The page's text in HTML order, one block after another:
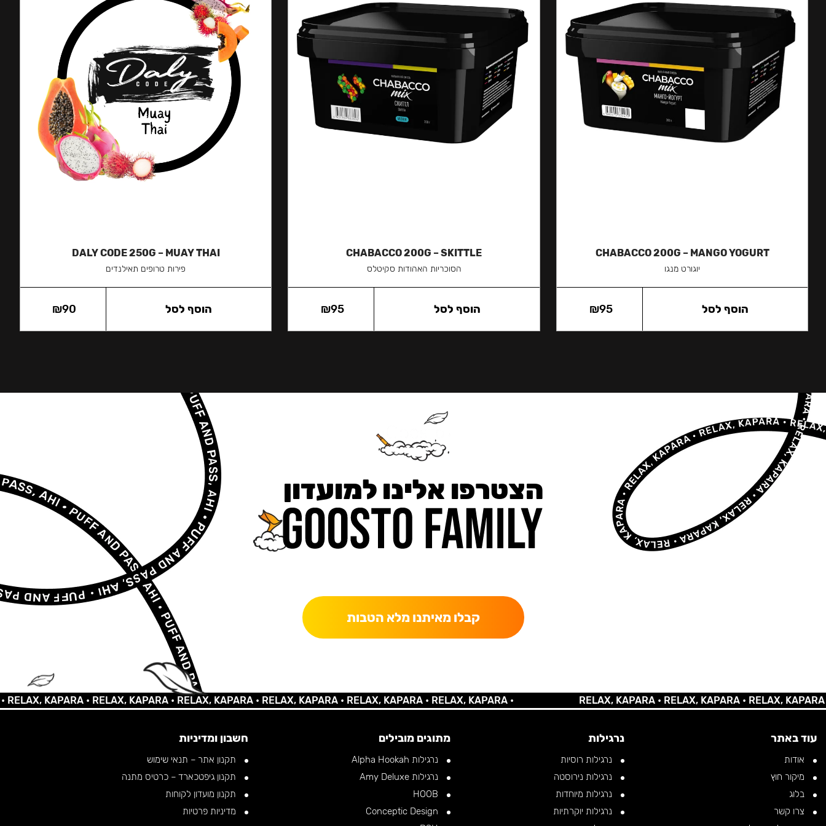
CHABACCO 200G – MANGO YOGURT
יוגורט מנגו
₪95 הוסף לסל
CHABACCO 200G – SKITTLE
הסוכריות האהודות סקיטלס
₪95 הוסף לסל
DALY CODE 250G – MUAY THAI
פירות טרופים תאילנדים
₪90 הוסף לסל
הצטרפו אלינו למועדון
קבלו מאיתנו מלא הטבות
KAPARA •RELAX, KAPARA •RELAX, KAPARA •RELAX, KAPARA •RELAX, KAPARA •RELAX, KAPARA • RELAX, KAPARA •RELAX, KAPARA •RELAX, KAPARA •
עוד באתר
אודות
מיקור חוץ
בלוג
צרו קשר
נרגילות
נרגילות רוסיות
נרגילות נירוסטה
נרגילות מיוחדות
נרגילות יוקרתיות
מתוגים מובילים
נרגילות Alpha Hookah
נרגילות Amy Deluxe
חשבון ומדיניות
תקנון אתר – תנאי שימוש
תקנון גיפטכארד – כרטיס מתנה
תקנון מועדון לקוחות
מדיניות פרטיות